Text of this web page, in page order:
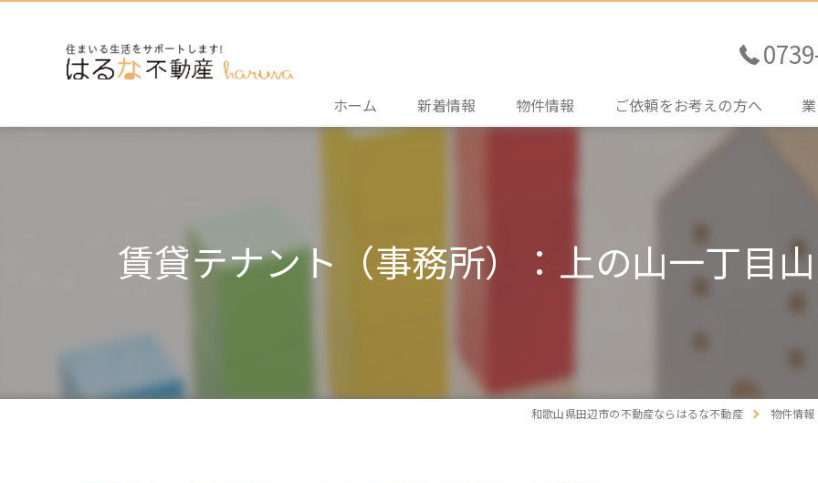
ホーム 新着情報 物件情報
売買その他情報
ご依頼をお考えの方へ
土地探しのお手伝い
管理
仲
賃貸テナント（事務所）：上の山一丁目
和歌山県田辺市の不動産ならはるな不動産 物件情報